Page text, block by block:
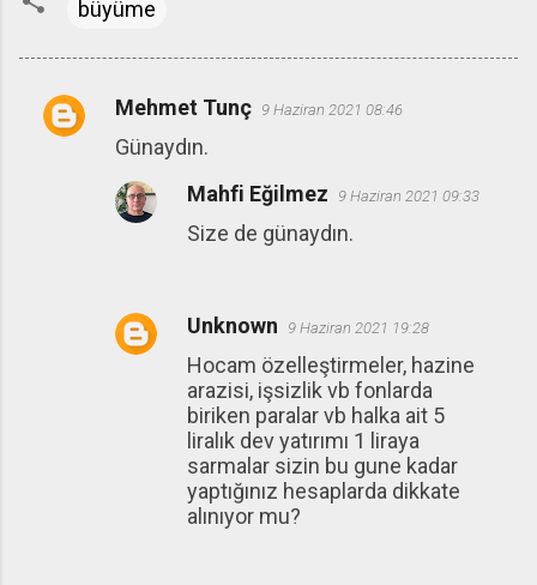
büyüme
Y
Mehmet Tunç 9 Haziran 2021 08:46
Günaydın.
Mahfi Eğilmez 9 Haziran 2021 09:33
Size de günaydın.
Unknown 9 Haziran 2021 19:28
Hocam özelleştirmeler, hazine
arazisi, işsizlik vb fonlarda
biriken paralar vb halka ait 5
liralık dev yatırımı 1 liraya
sarmalar sizin bu gune kadar
yaptığınız hesaplarda dikkate
alınıyor mu?